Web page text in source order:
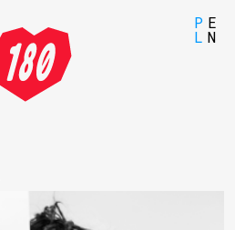
P
L
E
N